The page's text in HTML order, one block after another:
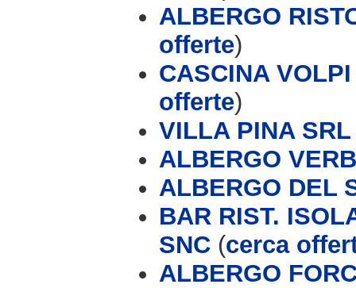
ALBERGO
offerte)
CASCINA
offerte)
VILLA PINA SRL
ALBERGO
ALBERGO DEL
BAR RIST.
SNC (cerca
ALBERGO